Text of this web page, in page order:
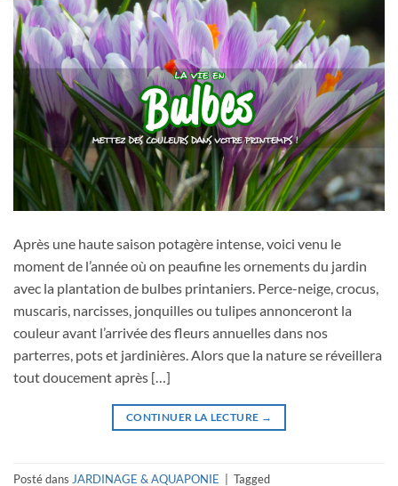
Après une haute saison potagère intense, voici venu le
moment de l’année où on peaufine les ornements du jardin
avec la plantation de bulbes printaniers. Perce-neige, crocus,
muscaris, narcisses, jonquilles ou tulipes annonceront la
couleur avant l’arrivée des fleurs annuelles dans nos
parterres, pots et jardinières. Alors que la nature se réveillera
tout doucement après […]
CONTINUER LA LECTURE →
Posté dans JARDINAGE & AQUAPONIE Tagged